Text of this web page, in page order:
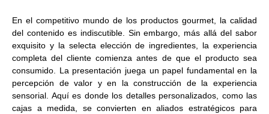
En el competitivo mundo de los productos gourmet, la calidad
del contenido es indiscutible. Sin embargo, más allá del sabor
exquisito y la selecta elección de ingredientes, la experiencia
completa del cliente comienza antes de que el producto sea
consumido. La presentación juega un papel fundamental en la
percepción de valor y en la construcción de la experiencia
sensorial. Aquí es donde los detalles personalizados, como las
cajas a medida, se convierten en aliados estratégicos para